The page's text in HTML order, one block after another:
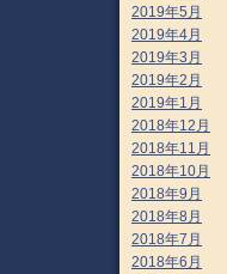
2019年5月
2019年4月
2019年3月
2019年2月
2019年1月
2018年12月
2018年11月
2018年10月
2018年9月
2018年8月
2018年7月
2018年6月